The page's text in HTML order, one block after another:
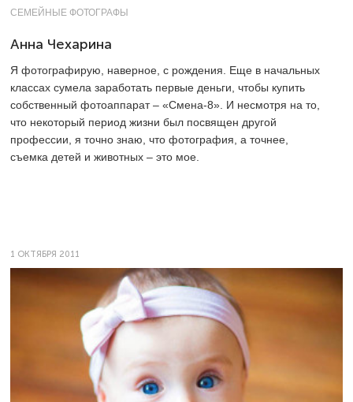
СЕМЕЙНЫЕ ФОТОГРАФЫ
Анна Чехарина
Я фотографирую, наверное, с рождения. Еще в начальных
классах сумела заработать первые деньги, чтобы купить
собственный фотоаппарат – «Смена-8». И несмотря на то,
что некоторый период жизни был посвящен другой
профессии, я точно знаю, что фотография, а точнее,
съемка детей и животных – это мое.
1 ОКТЯБРЯ 2011